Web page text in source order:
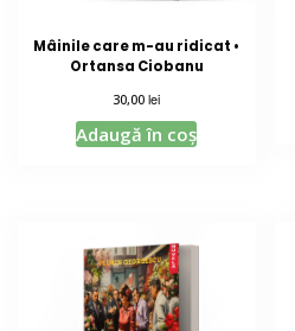
Mâinile care m-au ridicat •
Ortansa Ciobanu
30,00lei
Adaugă în coș